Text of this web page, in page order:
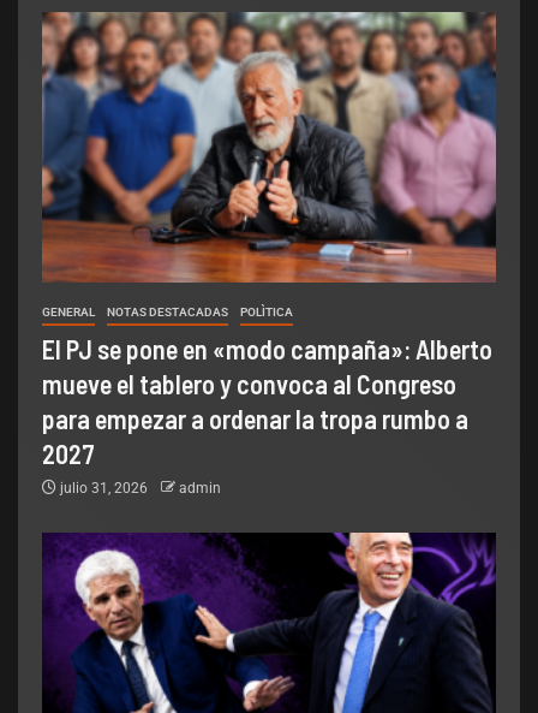
GENERAL NOTAS DESTACADAS POLÌTICA
El PJ se pone en «modo campaña»: Alberto
mueve el tablero y convoca al Congreso
para empezar a ordenar la tropa rumbo a
2027
julio 31, 2026 admin